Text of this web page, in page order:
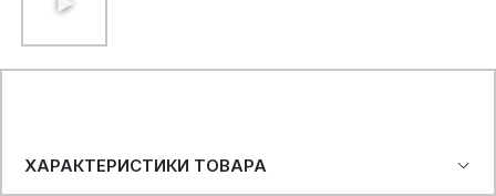
ХАРАКТЕРИСТИКИ ТОВАРА